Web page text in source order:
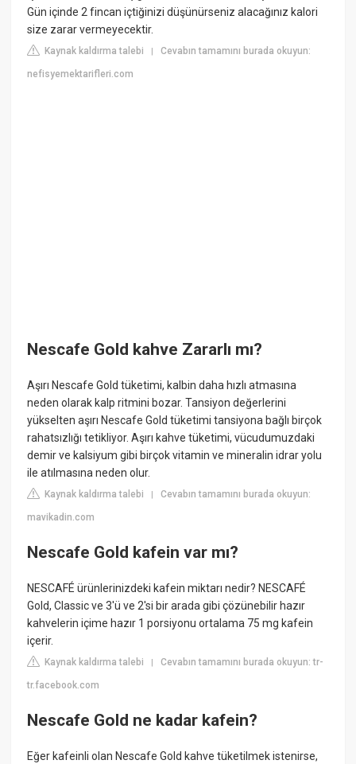
Gün içinde 2 fincan içtiğinizi düşünürseniz alacağınız kalori
size zarar vermeyecektir.
Kaynak kaldırma talebi |Cevabın tamamını burada okuyun:
nefisyemektarifleri.com
Nescafe Gold kahve Zararlı mı?
Aşırı Nescafe Gold tüketimi, kalbin daha hızlı atmasına
neden olarak kalp ritmini bozar. Tansiyon değerlerini
yükselten aşırı Nescafe Gold tüketimi tansiyona bağlı birçok
rahatsızlığı tetikliyor. Aşırı kahve tüketimi, vücudumuzdaki
demir ve kalsiyum gibi birçok vitamin ve mineralin idrar yolu
ile atılmasına neden olur.
Kaynak kaldırma talebi |Cevabın tamamını burada okuyun:
mavikadin.com
Nescafe Gold kafein var mı?
NESCAFÉ ürünlerinizdeki kafein miktarı nedir? NESCAFÉ
Gold, Classic ve 3'ü ve 2'si bir arada gibi çözünebilir hazır
kahvelerin içime hazır 1 porsiyonu ortalama 75 mg kafein
içerir.
Kaynak kaldırma talebi |Cevabın tamamını burada okuyun: tr-
tr.facebook.com
Nescafe Gold ne kadar kafein?
Eğer kafeinli olan Nescafe Gold kahve tüketilmek istenirse,